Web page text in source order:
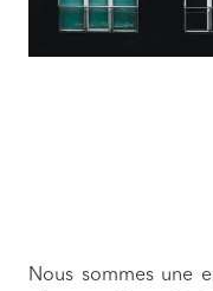
Nous sommes une